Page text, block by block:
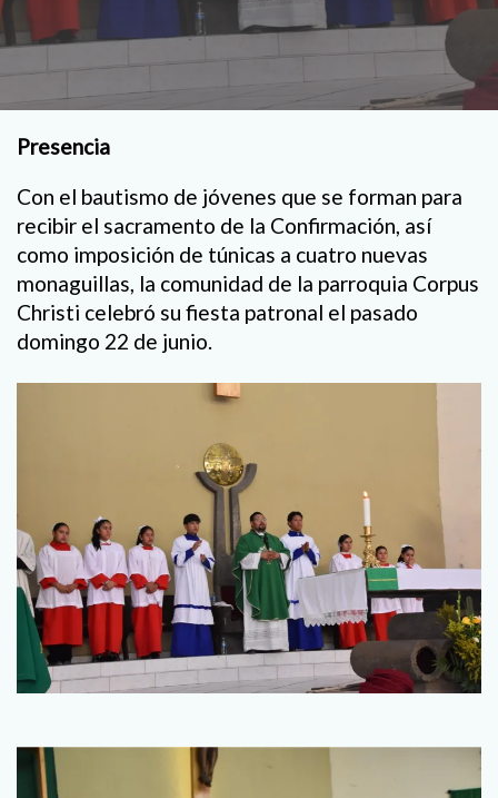
Presencia
Con el bautismo de jóvenes que se forman para
recibir el sacramento de la Confirmación, así
como imposición de túnicas a cuatro nuevas
monaguillas, la comunidad de la parroquia Corpus
Christi celebró su fiesta patronal el pasado
domingo 22 de junio.